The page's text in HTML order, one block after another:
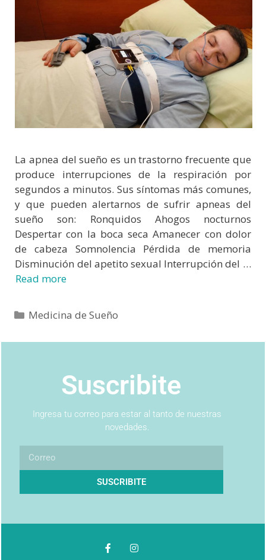
​La apnea del sueño es un trastorno frecuente que
produce interrupciones de la respiración por
segundos a minutos. Sus síntomas más comunes,
y que pueden alertarnos de sufrir apneas del
sueño son: Ronquidos Ahogos nocturnos
Despertar con la boca seca Amanecer con dolor
de cabeza Somnolencia Pérdida de memoria
Disminución del apetito sexual Interrupción del …
Read more
Medicina de Sueño
Suscribite
Ingresa tu correo para estar al tanto de nuestras
novedades.
SUSCRIBITE